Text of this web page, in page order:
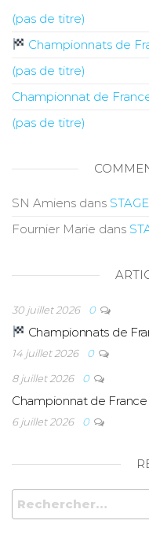
(pas de titre)
Championnats de
(pas de titre)
Championnat de
(pas de titre)
SN Amiens dans
Fournier Marie dans
30 juillet 2026 0
Championnats de
14 juillet 2026
0
8 juillet 2026
0
Championnat de
6 juillet 2026 0